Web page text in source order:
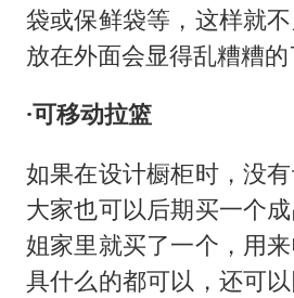
袋或保鲜袋等，这样就
放在外面会显得乱糟糟的
·可移动拉篮
如果在设计橱柜时，没
大家也可以后期买一个
姐家里就买了一个，用
具什么的都可以，还可